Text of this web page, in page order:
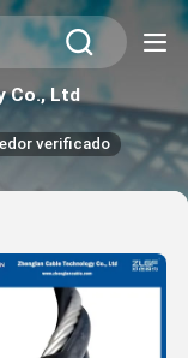
Co., Ltd
verificado